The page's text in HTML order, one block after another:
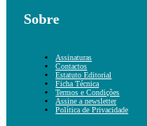
Sobre
Assinaturas
Contactos
Estatuto Editorial
Ficha Técnica
Termos e Condições
Assine a newsletter
Política de Privacidade